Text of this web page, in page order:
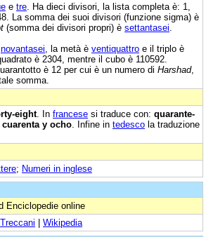
e tre . Ha dieci divisori, la lista completa è: 1,
La somma dei suoi divisori (funzione sigma) è
(somma dei divisori propri) è settantasei
novantasei , la metà è ventiquattro e il triplo è
è 2304, mentre il cubo è 110592.
è 12 per cui è un numero di Harshad,
somma.
eight. In francese si traduce con: quarante-
cuarenta y ocho . Infine in tedesco la traduzione
; Numeri in inglese
Enciclopedie online
Treccani | Wikipedia